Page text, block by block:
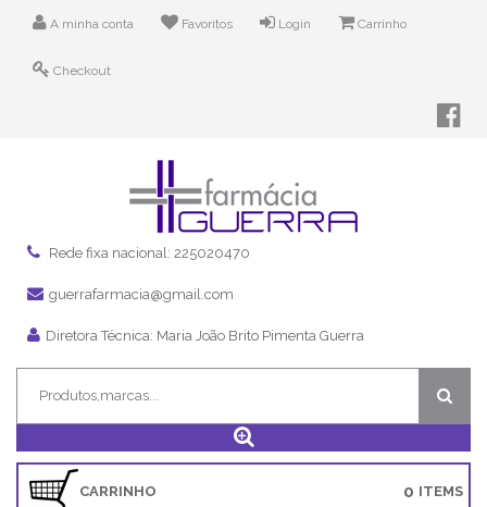
A minha conta Favoritos Login Carrinho
Checkout
Rede fixa nacional: 225020470
guerrafarmacia@gmail.com
Diretora Técnica: Maria João Brito Pimenta Guerra
CARRINHO ITEMS
0